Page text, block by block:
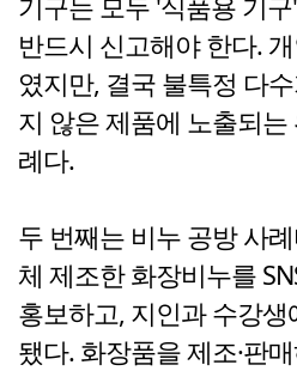
기구는 모두 '식품용 기
반드시 신고해야 한다.
였지만, 결국 불특정 다
지 않은 제품에 노출되
례다.
두 번째는 비누 공방 사
체 제조한 화장비누를
홍보하고, 지인과 수강
됐다. 화장품을 제조·판